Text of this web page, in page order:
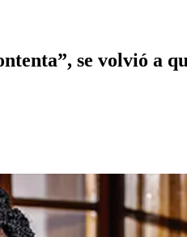
se volvió a